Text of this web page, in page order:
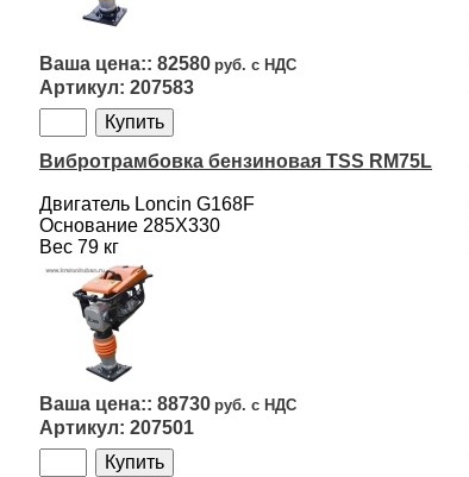
82580
207583
Вибротрамбовка бензиновая TSS RM75L
Двигатель Loncin G168F
Основание 285Х330
Вес 79 кг
88730
207501